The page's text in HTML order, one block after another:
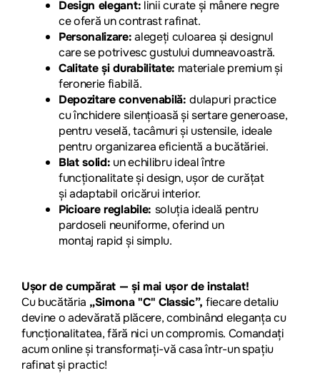
Design elegant: linii curate și mânere negre
ce oferă un contrast rafinat.
Personalizare:alegeți culoarea și designul
care se potrivesc gustului dumneavoastră.
Calitate și durabilitate: materiale premium și
feronerie fiabilă.
Depozitare convenabilă:dulapuri practice
cu închidere silențioasă și sertare generoase,
pentru veselă, tacâmuri și ustensile, ideale
pentru organizarea eficientă a bucătăriei.
Blat solid: un echilibru ideal între
funcționalitate și design, ușor de curățat
și adaptabil oricărui interior.
Picioare reglabile: soluția ideală pentru
pardoseli neuniforme, oferind un
montaj rapid și simplu.
Ușor de cumpărat — și mai ușor de instalat!
Cu bucătăria „Simona "C" Classic”, fiecare detaliu
devine o adevărată plăcere, combinând eleganța cu
funcționalitatea, fără nici un compromis. Comandați
acum online și transformați-vă casa într-un spațiu
rafinat și practic!